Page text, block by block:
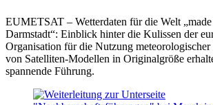
EUMETSAT – Wetterdaten für die Welt
Darmstadt“: Einblick hinter die Kulissen der
Organisation für die Nutzung
von Satelliten-Modellen in Originalgröße
spannende Führung.